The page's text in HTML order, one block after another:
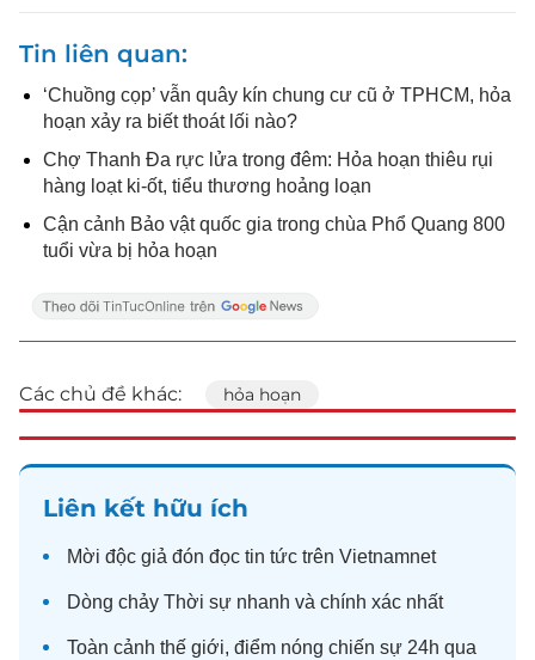
Tin liên quan
‘Chuồng cọp’ vẫn quây kín chung cư cũ ở TPHCM, hỏa
hoạn xảy ra biết thoát lối nào?
Chợ Thanh Đa rực lửa trong đêm: Hỏa hoạn thiêu rụi
hàng loạt ki-ốt, tiểu thương hoảng loạn
Cận cảnh Bảo vật quốc gia trong chùa Phổ Quang 800
tuổi vừa bị hỏa hoạn
Các chủ đề khác: hỏa hoạn
Liên kết hữu ích
Mời độc giả đón đọc tin tức trên Vietnamnet
Dòng chảy Thời sự nhanh và chính xác nhất
Toàn cảnh thế giới, điểm nóng chiến sự 24h qua